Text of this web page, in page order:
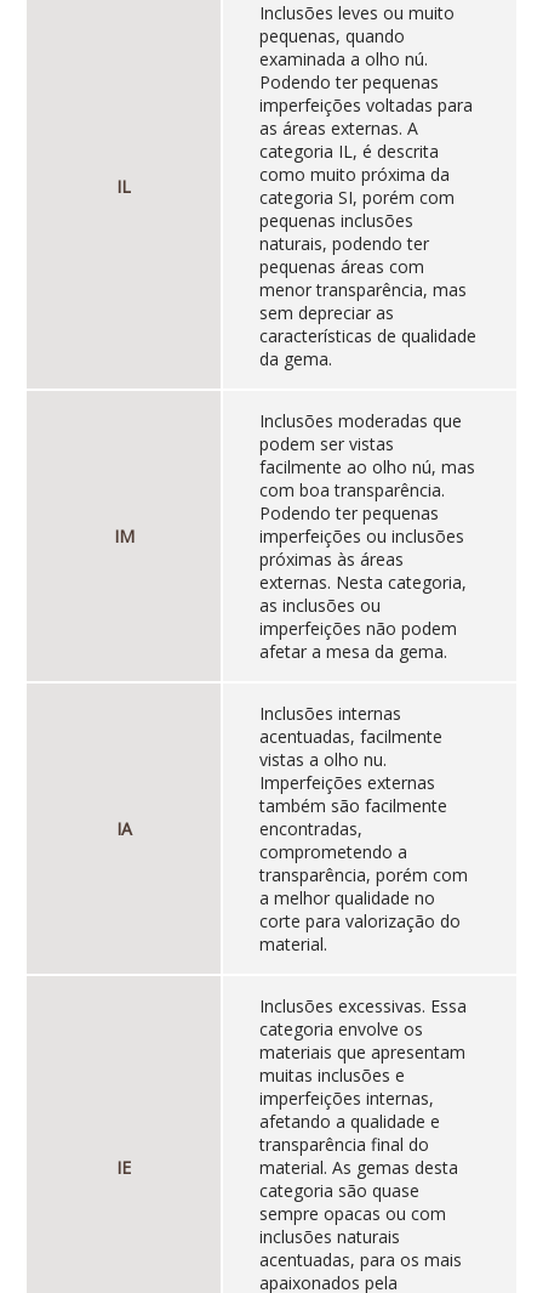
IL
Inclusões leves ou muito
pequenas, quando
examinada a olho nú.
Podendo ter pequenas
imperfeições voltadas para
as áreas externas. A
categoria IL, é descrita
como muito próxima da
categoria SI, porém com
pequenas inclusões
naturais, podendo ter
pequenas áreas com
menor transparência, mas
sem depreciar as
características de qualidade
da gema.
IM
Inclusões moderadas que
podem ser vistas
facilmente ao olho nú, mas
com boa transparência.
Podendo ter pequenas
imperfeições ou inclusões
próximas às áreas
externas. Nesta categoria,
as inclusões ou
imperfeições não podem
afetar a mesa da gema.
IA
Inclusões internas
acentuadas, facilmente
vistas a olho nu.
Imperfeições externas
também são facilmente
encontradas,
comprometendo a
transparência, porém com
a melhor qualidade no
corte para valorização do
material.
IE
Inclusões excessivas. Essa
categoria envolve os
materiais que apresentam
muitas inclusões e
imperfeições internas,
afetando a qualidade e
transparência final do
material. As gemas desta
categoria são quase
sempre opacas ou com
inclusões naturais
acentuadas, para os mais
apaixonados pela